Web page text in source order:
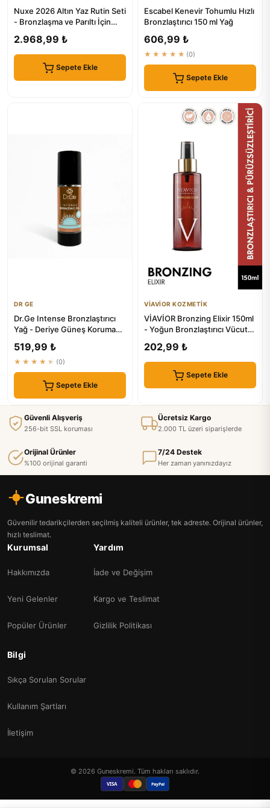
Nuxe 2026 Altın Yaz Rutin Seti
- Bronzlaşma ve Parıltı İçin
2.968,99 ₺
Sepete Ekle
Escabel Kenevir Tohumlu Hızlı
Bronzlaştırıcı 150 ml Yağ
606,99 ₺
★★★★★ (0)
Sepete Ekle
DR GE
Dr.Ge Intense Bronzlaştırıcı
Yağ - Deriye Güneş Koruma
519,99 ₺
★★★★★ (0)
Sepete Ekle
VİAVİOR KOZMETİK
VİAVİOR Bronzing Elixir 150ml
- Yoğun Bronzlaştırıcı Vücut
202,99 ₺
Sepete Ekle
Güvenli Alışveriş
256-bit SSL koruması
Ücretsiz Kargo
2.000 TL üzeri siparişlerde
Orijinal Ürünler
%100 orijinal garanti
7/24 Destek
Her zaman yanınızdayız
Guneskremi
Güvenilir tedarikçilerden seçilmiş kaliteli ürünler, tek adreste. Orijinal ürünler,
hızlı teslimat.
Kurumsal
Hakkımızda
Yeni Gelenler
Popüler Ürünler
Yardım
İade ve Değişim
Kargo ve Teslimat
Gizlilik Politikası
Bilgi
Sıkça Sorulan Sorular
Kullanım Şartları
İletişim
© 2026 Guneskremi. Tüm hakları saklıdır.
VISA PayPal